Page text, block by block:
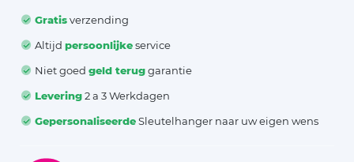
Gratisverzending
Altijdpersoonlijkeservice
Niet goedgeld teruggarantie
Levering2 a 3 Werkdagen
GepersonaliseerdeSleutelhanger naar uw eigen wens